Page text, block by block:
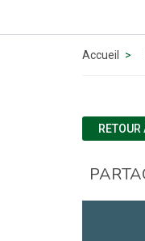
Accueil